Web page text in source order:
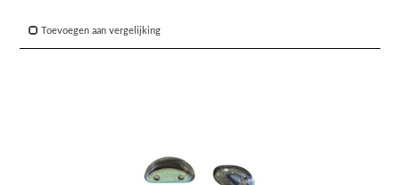
Toevoegen aan vergelijking